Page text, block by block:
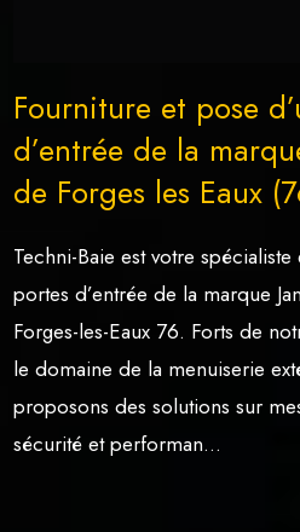
Fourniture et pose
d’entrée de la
de Forges les Eaux
Techni-Baie est votre
portes d’entrée de la marque
Forges-les-Eaux 76. Forts de
le domaine de la menuiserie
proposons des solutions sur
sécurité et performan...